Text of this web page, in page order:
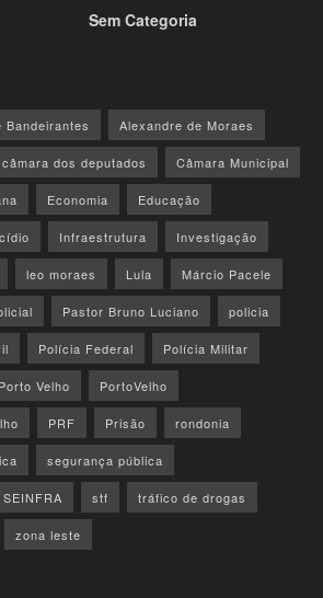
Sem Categoria
Bandeirantes Alexandre de Moraes
câmara dos deputados Câmara Municipal
Economia Educação
Infraestrutura Investigação
leo moraes Lula Márcio Pacele
Pastor Bruno Luciano policia
Polícia Federal Polícia Militar
Porto Velho PortoVelho
PRF Prisão rondonia
segurança pública
SEINFRA stf tráfico de drogas
zona leste